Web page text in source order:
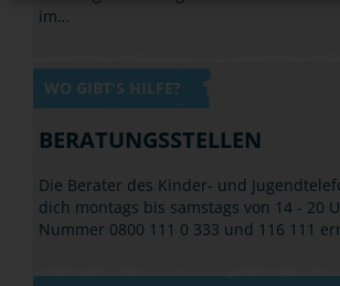
im…
WO GIBT'S HILFE?
BERATUNGSSTELLEN
Die Berater des Kinder- und
dich montags bis samstags von 14 - 20
Nummer 0800 111 0 333 und 116 111